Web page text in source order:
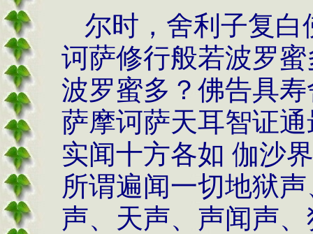
尔时，舍利子复
诃萨修行般若波罗
波罗蜜多？佛告具
萨摩诃萨天耳智证
实闻十方各如 伽沙
所谓遍闻一切地狱
声、天声、声闻声